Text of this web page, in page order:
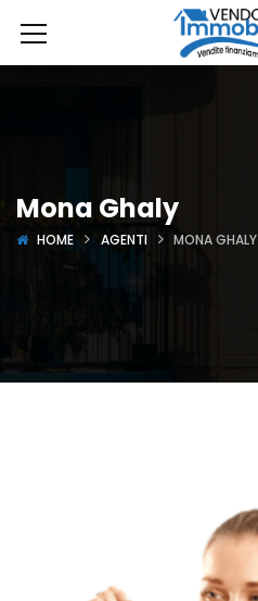
Mona Ghaly
HOME AGENTI MONA GHALY